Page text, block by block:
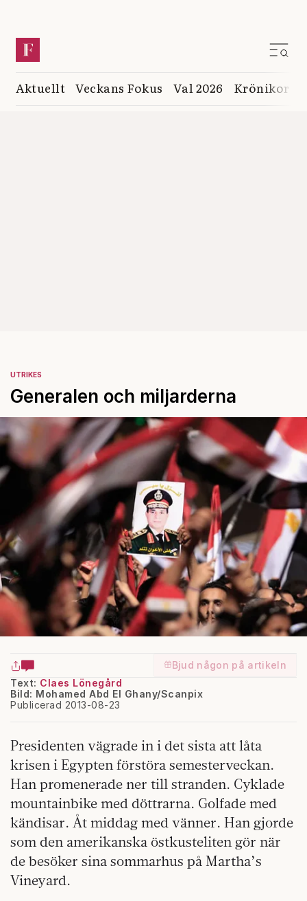
Aktuellt Veckans Fokus Val 2026 Krönikor
UTRIKES
Generalen och miljarderna
Bjud någon på artikeln
Text: Claes Lönegård
Publicerad 2013-08-23
Bild: Mohamed Abd El Ghany/Scanpix
Presidenten vägrade in i det sista att låta
krisen i Egypten förstöra semesterveckan.
Han promenerade ner till stranden. Cyklade
mountainbike med döttrarna. Golfade med
kändisar. Åt middag med vänner. Han gjorde
som den amerikanska östkusteliten gör när
de besöker sina sommarhus på Martha’s
Vineyard.